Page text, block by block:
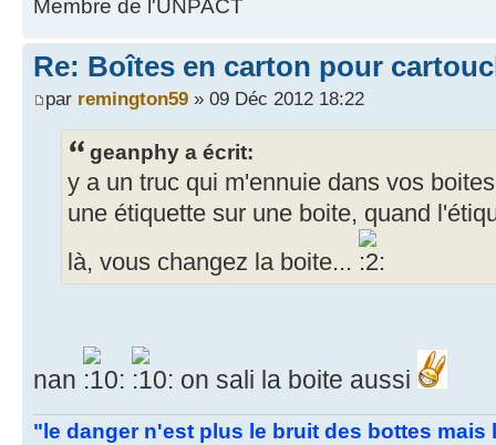
Membre de l'UNPACT
Re: Boîtes en carton pour
par remington59 » 09 Déc 2012 18:22
geanphy a écrit:
y a un truc qui m'ennuie dans vos
une étiquette sur une boite, quand
là, vous changez la boite...
nan on sali la boite aussi
"le danger n'est plus le bruit des bottes